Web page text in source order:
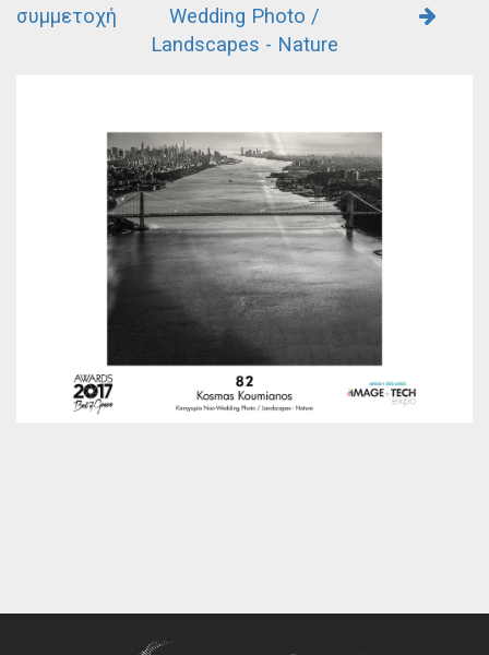
συμμετοχή
Wedding Photo /
Landscapes - Nature